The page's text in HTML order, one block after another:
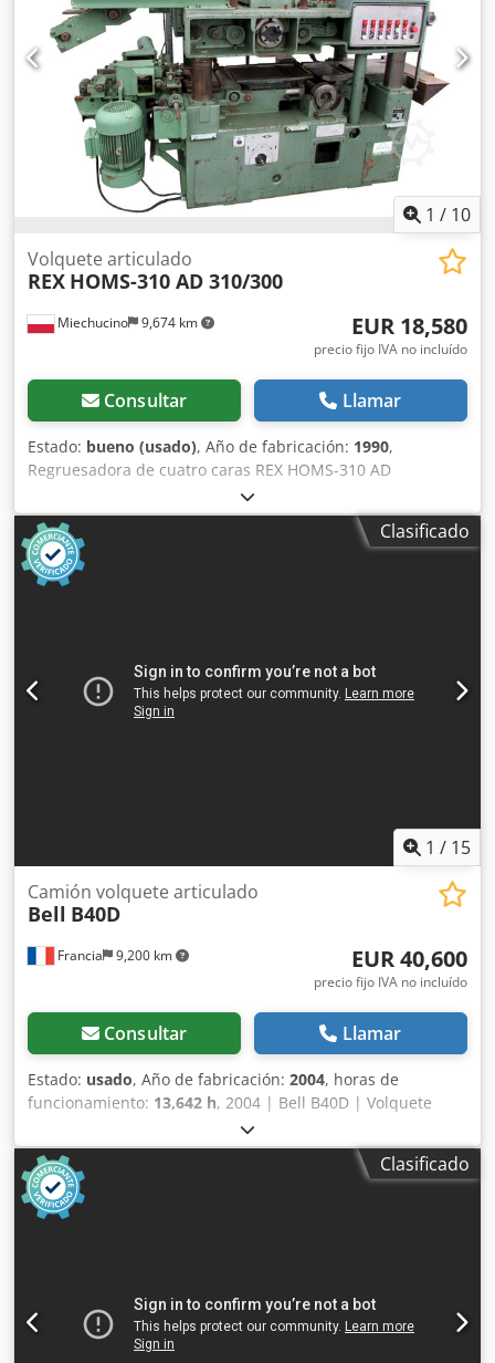
1 / 10
Miechucino 9,674 km
Volquete articulado
REX HOMS-310 AD 310/300
EUR 18,580
precio fijo IVA no incluído
Consultar Llamar
Estado: bueno (usado), Año de fabricación: 1990,
Regruesadora de cuatro caras REX HOMS-310 AD
Chodpfohikplsx Aiyea - Fabricación alemana - Año de
fabricación: 1990 - Para madera húmeda
ESPECIFICACIONES TÉCNICAS: - Ancho máximo de
regruesado: 310 mm - Altura de regruesado a dos caras:
300 mm - Altura de regruesado a cuatro caras: 100 mm -
variador - Velocidad de avance: 6-36 m/min - Cuatro ejes
superiores de arrastre - Dos ejes inferiores de arrastre -
Cuatro rodillos auxiliares en la mesa - Freno - Longitud
Clasificado
1 / 15
Francia 9,200 km
Camión volquete articulado
Bell B40D
EUR 40,600
precio fijo IVA no incluído
Consultar Llamar
Estado: usado, Año de fabricación: 2004, horas de
funcionamiento: 13,642 h, 2004 | Bell B40D | Volquete
articulado usado | 13642 horas | 962055 km 📍 Ubicación:
Francia 🚛 Entrega disponible en su destino; ¡utilice
nuestra calculadora de envío para estimar los costos de
transporte! 💰 Compre ahora por 40600 EUR o haga una
oferta. El pago se puede realizar al momento de la entrega
Comentario del inspector: La máquina está muy limpia, el
motor ha sido reacondicionado, en general, está en buen
estado, se han realizado muchas reparaciones, nuevo
Clasificado